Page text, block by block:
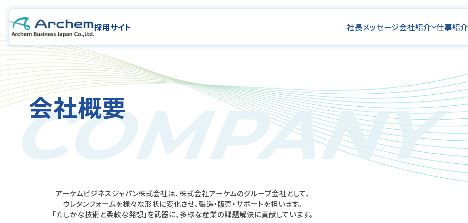
採用サイト 社長メッセージ会社紹介 仕事紹介
会社概要
COMPANY
アーケムビジネスジャパン株式会社は、株式会社アーケムのグループ会社として、
ウレタンフォームを様々な形状に変化させ、製造・販売・サポートを担います。
「たしかな技術と柔軟な発想」を武器に、多様な産業の課題解決に貢献しています。